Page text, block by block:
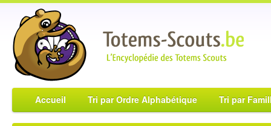
Accueil Tri par Ordre Alphabétique Tri par